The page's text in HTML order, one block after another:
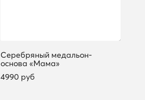
Серебряный медальон-
основа «Мама»
4990 руб